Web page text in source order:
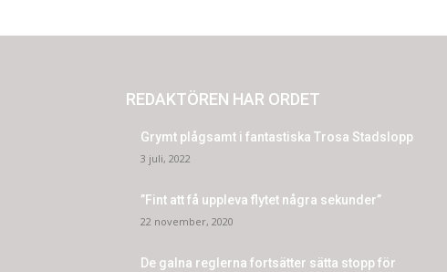
REDAKTÖREN HAR ORDET
Grymt plågsamt i fantastiska Trosa Stadslopp
3 juli, 2022
”Fint att få uppleva flytet några sekunder”
22 november, 2020
De galna reglerna fortsätter sätta stopp för